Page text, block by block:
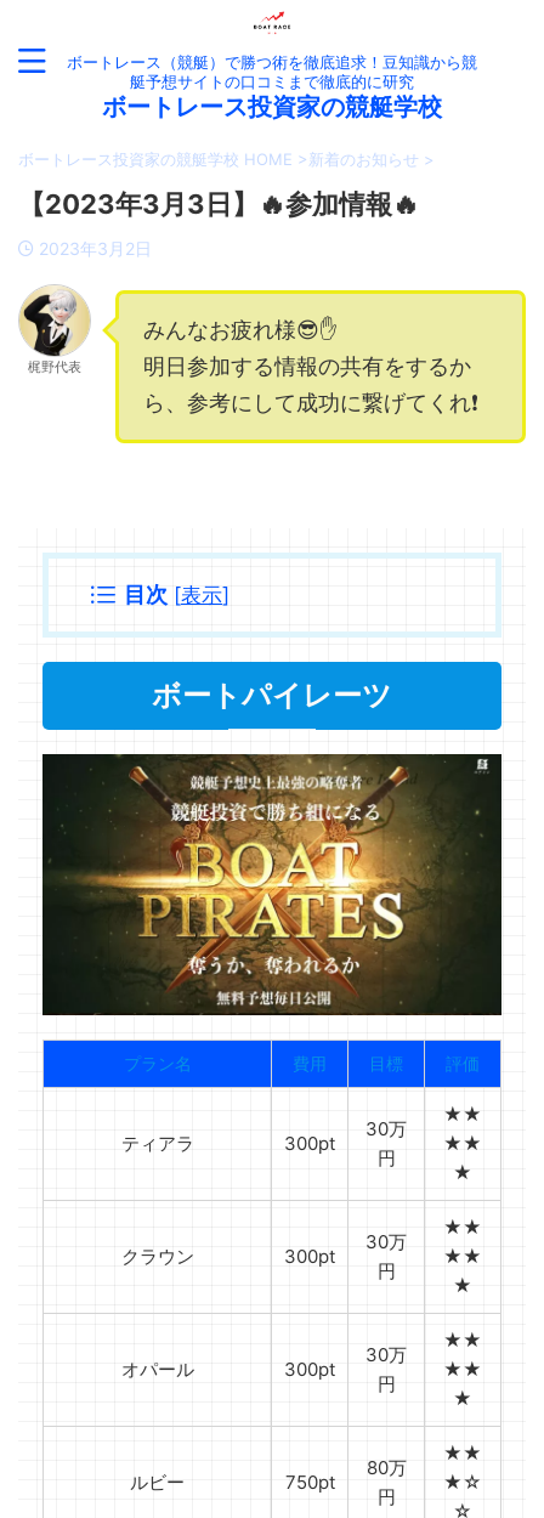
ボートレース（競艇）で勝つ術を徹底追求！豆知識から競
艇予想サイトの口コミまで徹底的に研究
ボートレース投資家の競艇学校
ボートレース投資家の競艇学校 HOME >新着のお知らせ >
【2023年3月3日】🔥参加情報🔥
2023年3月2日
梶野代表
みんなお疲れ様😎✋
明日参加する情報の共有をするか
ら、参考にして成功に繋げてくれ❗️
目次 [表示]
ボートパイレーツ
プラン名 費用 目標 評価
ティアラ 300pt
30万
円
★★
★★
★
クラウン 300pt
30万
円
★★
★★
★
オパール 300pt
30万
円
★★
★★
★
ルビー 750pt
80万
円
★★
★☆
☆